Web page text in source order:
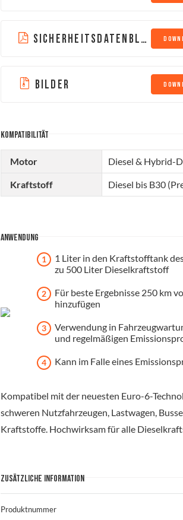
SICHERHEITSDATENBLATT
BILDER
KOMPATIBILITÄT
Motor Diesel & Hybrid-
Kraftstoff Diesel bis B30
ANWENDUNG
1 Liter in den Kraftstofftank
zu 500 Liter Dieselkraftstoff
Für beste Ergebnisse 250 km
hinzufügen
Verwendung in
und regelmäßigen
Kann im Falle eines
Kompatibel mit der neuesten Euro-6-
schweren Nutzfahrzeugen, Lastwagen,
Kraftstoffe. Hochwirksam für alle
ZUSÄTZLICHE INFORMATION
Produktnummer